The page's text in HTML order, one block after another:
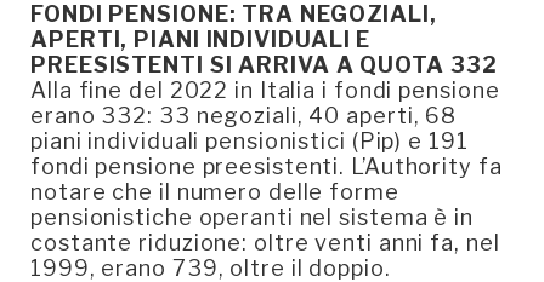
FONDI PENSIONE: TRA NEGOZIALI,
APERTI, PIANI INDIVIDUALI E
PREESISTENTI SI ARRIVA A QUOTA 332
Alla fine del 2022 in Italia i fondi pensione
erano 332: 33 negoziali, 40 aperti, 68
piani individuali pensionistici (Pip) e 191
fondi pensione preesistenti. L’Authority fa
notare che il numero delle forme
pensionistiche operanti nel sistema è in
costante riduzione: oltre venti anni fa, nel
1999, erano 739, oltre il doppio.